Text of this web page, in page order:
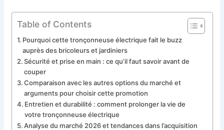
Table of Contents
Pourquoi cette tronçonneuse électrique fait le buzz
auprès des bricoleurs et jardiniers
Sécurité et prise en main : ce qu’il faut savoir avant de
couper
Comparaison avec les autres options du marché et
arguments pour choisir cette promotion
Entretien et durabilité : comment prolonger la vie de
votre tronçonneuse électrique
Analyse du marché 2026 et tendances dans l’acquisition